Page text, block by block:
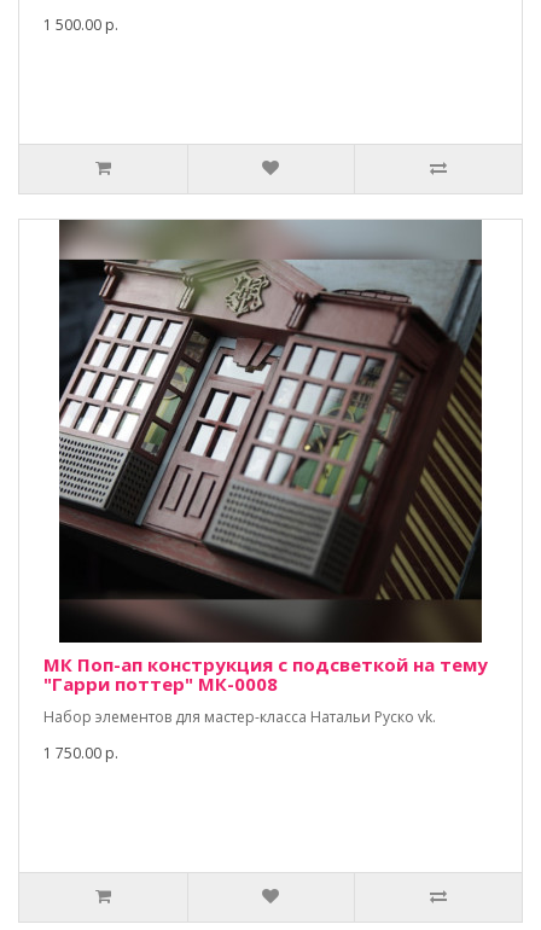
1 500.00 р.
МК Поп-ап конструкция с подсветкой на тему
"Гарри поттер" МК-0008
Набор элементов для мастер-класса Натальи Руско vk.
1 750.00 р.